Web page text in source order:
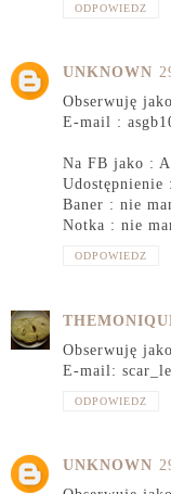
ODPOWIEDZ
UNKNOWN
Obserwuję
E-mail :
Na FB jako :
Baner : nie
Notka : nie
ODPOWIEDZ
Obserwuję
E-mail:
ODPOWIEDZ
UNKNOWN